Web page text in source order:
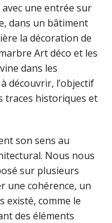
une entrée sur
dans un bâtiment
la décoration de
Art déco et les
dans les
découvrir, l’objectif
traces historiques et
son sens au
Nous nous
sur plusieurs
une cohérence, un
existé, comme le
des éléments